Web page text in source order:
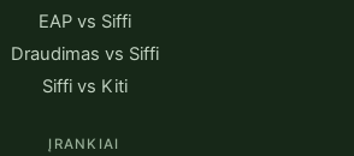
EAP vs Siffi
Draudimas vs Siffi
Siffi vs Kiti
ĮRANKIAI